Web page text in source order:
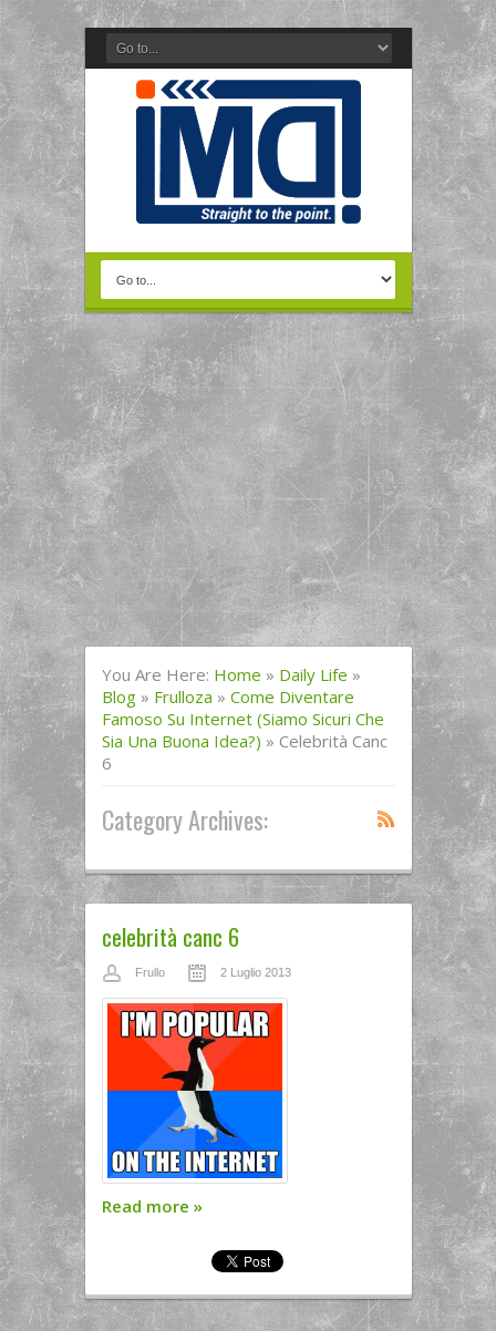
You Are Here: Home » Daily Life »
Blog » Frulloza » Come Diventare
Famoso Su Internet (siamo Sicuri Che
Sia Una Buona Idea?) » Celebrità Canc
6
Category Archives:
celebrità canc 6
Frullo 2 Luglio 2013
Read more »